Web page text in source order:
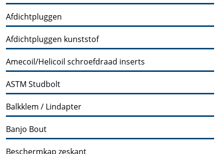
Afdichtpluggen
Afdichtpluggen kunststof
Amecoil/Helicoil schroefdraad inserts
ASTM Studbolt
Balkklem / Lindapter
Banjo Bout
Beschermkap zeskant